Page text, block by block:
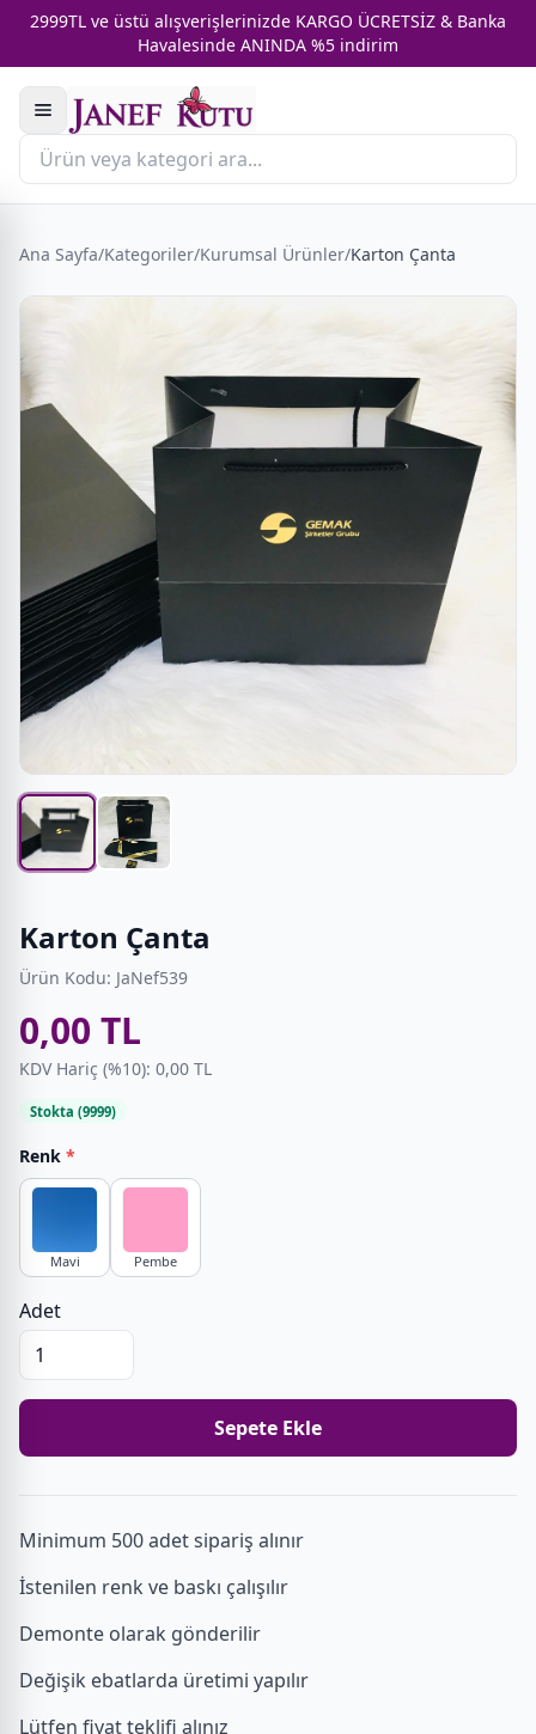
2999TL ve üstü alışverişlerinizde KARGO ÜCRETSİZ & Banka
Havalesinde ANINDA %5 indirim
Ana Sayfa/Kategoriler/Kurumsal Ürünler/Karton Çanta
Karton Çanta
Ürün Kodu: JaNef539
0,00 TL
KDV Hariç (%10): 0,00 TL
Stokta (9999)
Renk *
Mavi Pembe
Adet
Sepete Ekle
Minimum 500 adet sipariş alınır
İstenilen renk ve baskı çalışılır
Demonte olarak gönderilir
Değişik ebatlarda üretimi yapılır
Lütfen fiyat teklifi alınız